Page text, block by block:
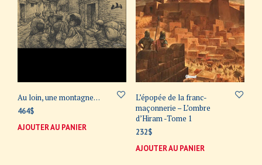
Au loin, une montagne…
464$
AJOUTER AU PANIER
L’épopée de la franc-
maçonnerie – L’ombre
d’Hiram -Tome 1
232$
AJOUTER AU PANIER